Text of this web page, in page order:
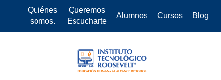
Quiénes
somos.
Queremos
Escucharte
Alumnos Cursos Blog